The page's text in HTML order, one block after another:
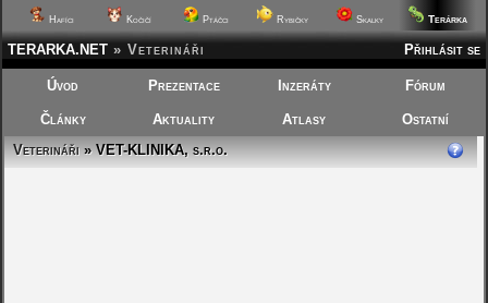
Hafíci Kočičí Ptáčci Rybičky Skalky Terárka
Přihlásit se
TERARKA.NET » Veterináři
Úvod Prezentace Inzeráty Fórum
Články Aktuality Atlasy
Ostatní
Veterináři» VET-KLINIKA, s.r.o.